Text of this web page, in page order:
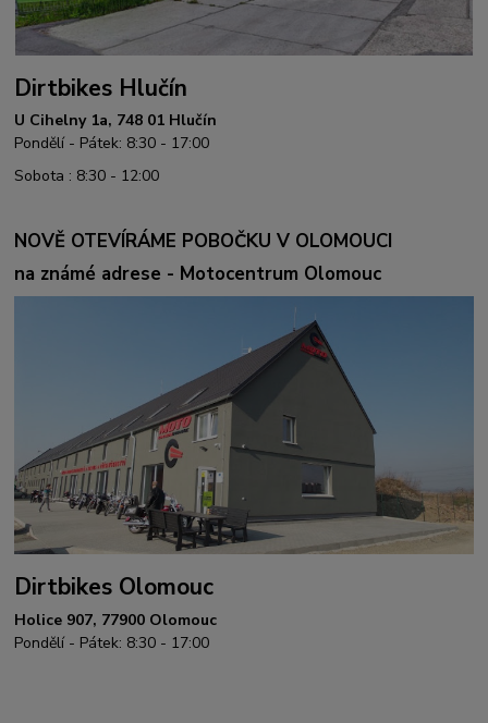
Dirtbikes Hlučín
U Cihelny 1a, 748 01 Hlučín
Pondělí - Pátek: 8:30 - 17:00
Sobota : 8:30 - 12:00
NOVĚ OTEVÍRÁME POBOČKU V OLOMOUCI
na známé adrese - Motocentrum Olomouc
Dirtbikes Olomouc
Holice 907, 77900 Olomouc
Pondělí - Pátek: 8:30 - 17:00